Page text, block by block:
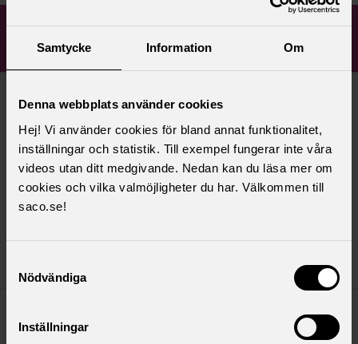
Samtycke Information Om
Denna webbplats använder cookies
Hej! Vi använder cookies för bland annat funktionalitet,
inställningar och statistik. Till exempel fungerar inte våra
videos utan ditt medgivande. Nedan kan du läsa mer om
cookies och vilka valmöjligheter du har. Välkommen till
saco.se!
Nödvändiga
Inställningar
Aktuellt från Akademikerförening
Randstad
måndag 30 oktober 2023
Akademikerföreningens årsmöte den 13
november
Välkommen att träffa oss, ställ frågor och rösta fram
kandidater till styrelsen för nästa verksamhetsår.
tisdag 1 november 2022